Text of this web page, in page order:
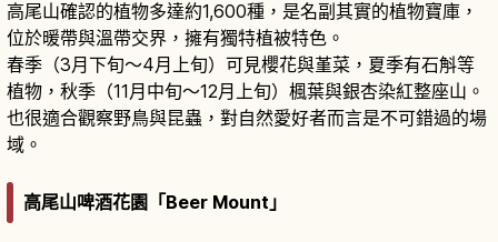
高尾山確認的植物多達約1,600種，是名副其實的植物寶庫，
位於暖帶與溫帶交界，擁有獨特植被特色。
春季（3月下旬〜4月上旬）可見櫻花與堇菜，夏季有石斛等
植物，秋季（11月中旬〜12月上旬）楓葉與銀杏染紅整座山。
也很適合觀察野鳥與昆蟲，對自然愛好者而言是不可錯過的場
域。
高尾山啤酒花園「Beer Mount」